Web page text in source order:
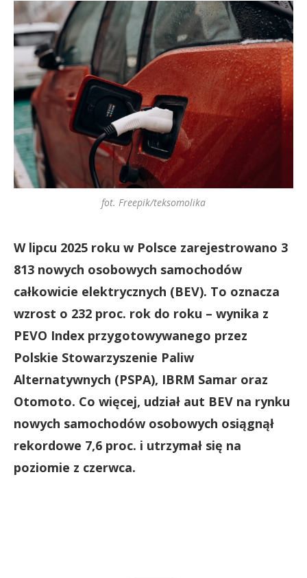
fot. Freepik/teksomolika
W lipcu 2025 roku w Polsce zarejestrowano 3
813 nowych osobowych samochodów
całkowicie elektrycznych (BEV). To oznacza
wzrost o 232 proc. rok do roku – wynika z
PEVO Index przygotowywanego przez
Polskie Stowarzyszenie Paliw
Alternatywnych (PSPA), IBRM Samar oraz
Otomoto. Co więcej, udział aut BEV na rynku
nowych samochodów osobowych osiągnął
rekordowe 7,6 proc. i utrzymał się na
poziomie z czerwca.